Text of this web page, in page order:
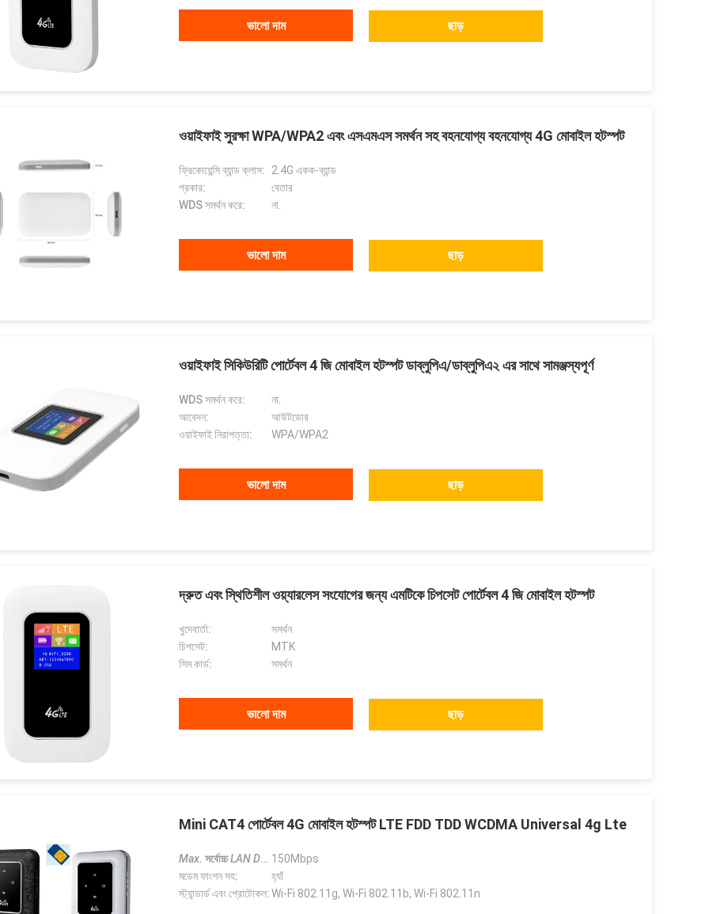
ভালো দাম ছাড়
ওয়াইফাই সুরক্ষা WPA/WPA2 এবং এসএমএস সমর্থন সহ বহনযোগ্য বহনযোগ্য 4G মোবাইল হটস্পট
ফ্রিকোয়েন্সি ব্যান্ড ক্লাস:
2.4G একক-ব্যান্ড
প্রকার:
বেতার
WDS সমর্থন করে:
না.
ভালো দাম ছাড়
ওয়াইফাই সিকিউরিটি পোর্টেবল 4 জি মোবাইল হটস্পট ডাব্লুপিএ/ডাব্লুপিএ২ এর সাথে সামঞ্জস্যপূর্ণ
WDS সমর্থন করে:
না.
আবেদন:
আউটডোর
ওয়াইফাই নিরাপত্তা:
WPA/WPA2
ভালো দাম ছাড়
দ্রুত এবং স্থিতিশীল ওয়্যারলেস সংযোগের জন্য এমটিকে চিপসেট পোর্টেবল 4 জি মোবাইল হটস্পট
খুদেবার্তা:
সমর্থন
চিপসেট:
MTK
সিম কার্ড:
সমর্থন
ভালো দাম ছাড়
Mini CAT4 পোর্টেবল 4G মোবাইল হটস্পট LTE FDD TDD WCDMA Universal 4g Lte
Max. সর্বোচ্চLAN Data Rate LAN ডেটা রেট
150Mbps
মডেম ফাংশন সহ:
হ্যাঁ
স্ট্যান্ডার্ড এবং প্রোটোকল:Wi-Fi 802.11g, Wi-Fi 802.11b, Wi-Fi 802.11n